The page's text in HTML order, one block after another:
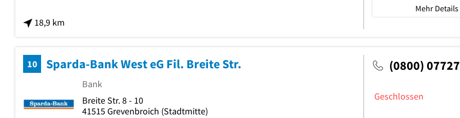
18,9 km
Mehr Details
10 Sparda-Bank West eG Fil. Breite Str.
Bank
Breite Str. 8 - 10
41515 Grevenbroich (Stadtmitte)
(0800)
Geschlossen